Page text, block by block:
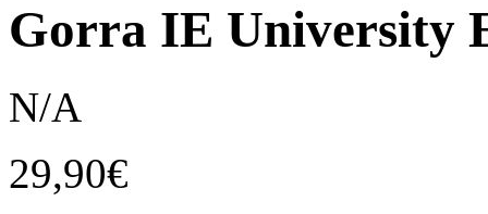
Gorra IE University
N/A
29,90€